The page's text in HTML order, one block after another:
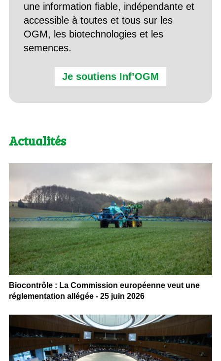
une information fiable, indépendante et
accessible à toutes et tous sur les
OGM, les biotechnologies et les
semences.
Je soutiens Inf’OGM
Actualités
Biocontrôle : La Commission européenne veut une
réglementation allégée - 25 juin 2026